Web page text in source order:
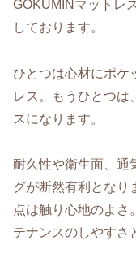
GOKUMINマットレ
しております。
ひとつは心材にポケ
レス。もうひとつは
スになります。
耐久性や衛生面、通
グが断然有利となり
点は触り心地のよさ
テナンスのしやすさ